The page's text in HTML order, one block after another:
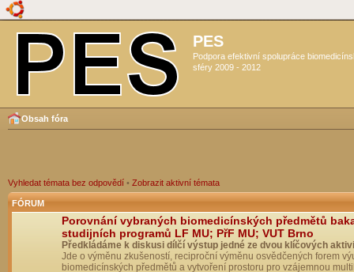
PES
Podpora efektivní spolupráce
sféry 2009 - 2012
Obsah fóra
Vyhledat témata bez odpovědí • Zobrazit aktivní témata
FÓRUM
Porovnání vybraných biomedicínských předmětů
studijních programů LF MU; PřF MU; VUT Brno
Předkládáme k diskusi dílčí výstup jedné ze dvou klíčových
Jde o výměnu zkušeností, reciproční výměnu osvědčených forem
biomedicínských předmětů a vytvoření prostoru pro vzájemnou